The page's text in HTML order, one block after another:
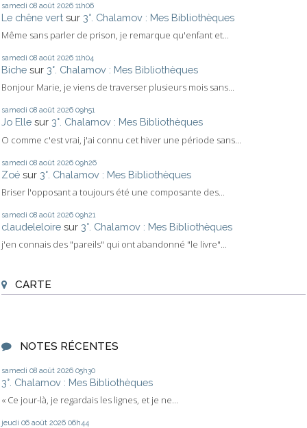
samedi 08 août 2026 11h06
Le chêne vert sur 3°. Chalamov : Mes Bibliothèques
Même sans parler de prison, je remarque qu'enfant et...
samedi 08 août 2026 11h04
Biche sur 3°. Chalamov : Mes Bibliothèques
Bonjour Marie, je viens de traverser plusieurs mois sans...
samedi 08 août 2026 09h51
Jo Elle sur 3°. Chalamov : Mes Bibliothèques
O comme c'est vrai, j'ai connu cet hiver une période sans...
samedi 08 août 2026 09h26
Zoé sur 3°. Chalamov : Mes Bibliothèques
Briser l'opposant a toujours été une composante des...
samedi 08 août 2026 09h21
claudeleloire sur 3°. Chalamov : Mes Bibliothèques
j'en connais des "pareils" qui ont abandonné "le livre"...
CARTE
NOTES RÉCENTES
samedi 08 août 2026 05h30
3°. Chalamov : Mes Bibliothèques
« Ce jour-là, je regardais les lignes, et je ne...
jeudi 06 août 2026 06h44